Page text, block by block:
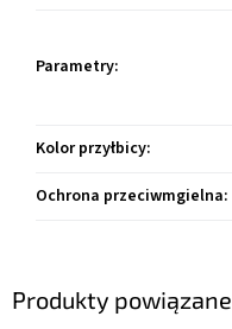
Produkty powiązane
Parametry:
Kolor przyłbicy:
Ochrona przeciwmgielna: